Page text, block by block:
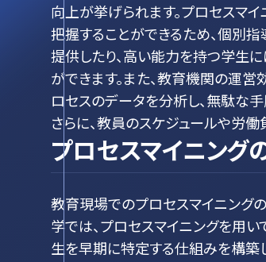
向上が挙げられます。プロセスマ
把握することができるため、個別
提供したり、高い能力を持つ学生
ができます。また、教育機関の運
ロセスのデータを分析し、無駄な
さらに、教員のスケジュールや労
プロセスマイニング
教育現場でのプロセスマイニング
学では、プロセスマイニングを用
生を早期に特定する仕組みを構築